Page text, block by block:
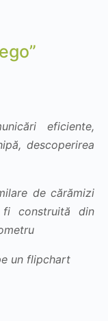
eficiente,
descoperirea
de cărămizi
construită din
un flipchart